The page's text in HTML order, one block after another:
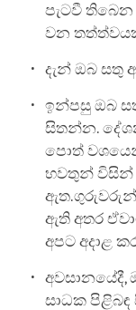
පැටවී
වන
දැන් ඔබ සතු
ඉන්පසු ඔබ
සිතන්න.
පොත්
භවතුන් විසින්
ඇති අතර
අපට අදාළ
සාධක